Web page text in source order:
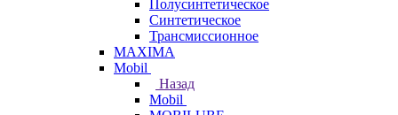
Полусинтетическое
Синтетическое
Трансмиссионное
MAXIMA
Mobil
Назад
Mobil